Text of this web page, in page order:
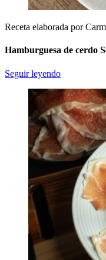
Receta elaborada por
Hamburguesa de cerdo
Seguir leyendo